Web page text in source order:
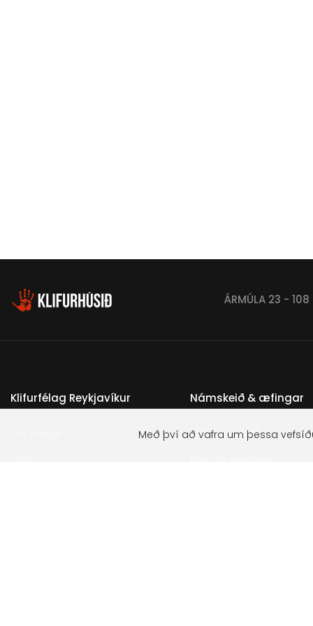
ÁRMÚLA 23 - 108
Klifurfélag Reykjavíkur Námskeið & æfingar
Klifurnámskeið
Með því að vafra um þessa